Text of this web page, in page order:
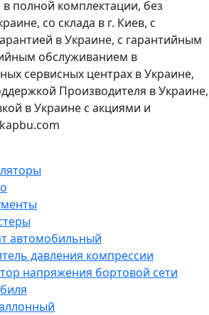
полной комплектации, без
со склада в г. Киев, с
в Украине, с гарантийным
обслуживанием в
сервисных центрах в Украине,
Производителя в Украине,
в Украине с акциями и
автомобильный
давления компрессии
напряжения бортовой сети